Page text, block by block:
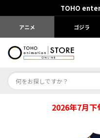
TOHO
アニメ ゴジラ
2026年7月